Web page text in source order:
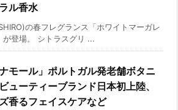
ル香水
の春フレグランス「ホワイトマーガレ
が登場。 シトラスグリ ...
ナモール」ポルトガル発老舗ボタニ
ューティーブランド日本初上陸、
香るフェイスケアなど